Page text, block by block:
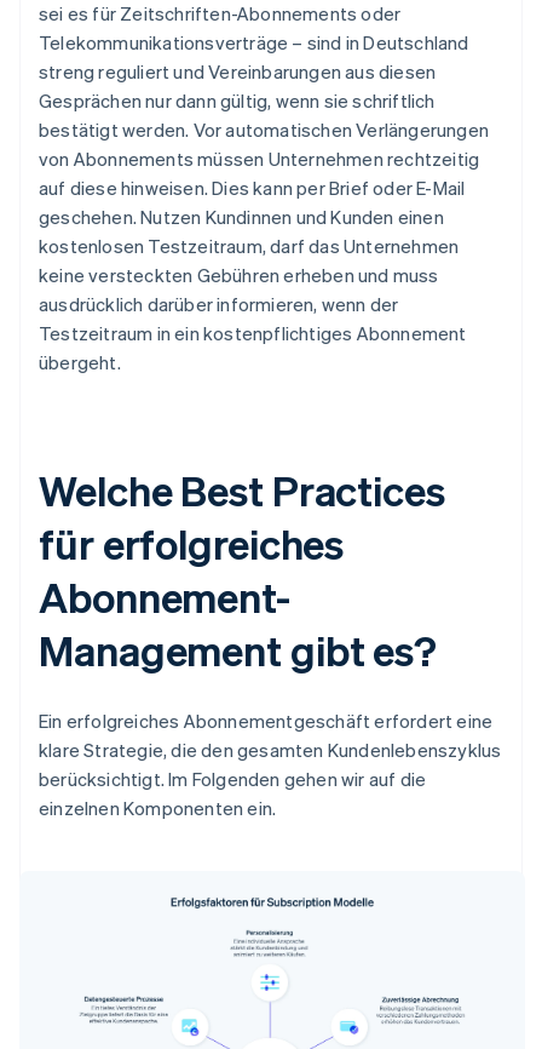
sei es für Zeitschriften-Abonnements oder
Telekommunikationsverträge – sind in Deutschland
streng reguliert und Vereinbarungen aus diesen
Gesprächen nur dann gültig, wenn sie schriftlich
bestätigt werden. Vor automatischen Verlängerungen
von Abonnements müssen Unternehmen rechtzeitig
auf diese hinweisen. Dies kann per Brief oder E-Mail
geschehen. Nutzen Kundinnen und Kunden einen
kostenlosen Testzeitraum, darf das Unternehmen
keine versteckten Gebühren erheben und muss
ausdrücklich darüber informieren, wenn der
Testzeitraum in ein kostenpflichtiges Abonnement
übergeht.
Welche Best Practices
für erfolgreiches
Abonnement-
Management gibt es?
Ein erfolgreiches Abonnementgeschäft erfordert eine
klare Strategie, die den gesamten Kundenlebenszyklus
berücksichtigt. Im Folgenden gehen wir auf die
einzelnen Komponenten ein.